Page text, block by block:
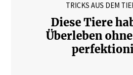
TRICKS AUS DEM
Diese Tiere
Überleben